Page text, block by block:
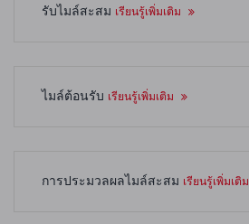
รับไมล์สะสม เรียนรู้เพิ่มเติม
ไมล์ต้อนรับ เรียนรู้เพิ่มเติม
การประมวลผลไมล์สะสม เรียนรู้เพิ่มเติม